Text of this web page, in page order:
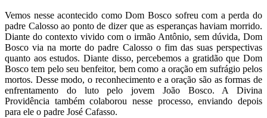
Vemos nesse acontecido como Dom Bosco sofreu com a perda do
padre Calosso ao ponto de dizer que as esperanças haviam morrido.
Diante do contexto vivido com o irmão Antônio, sem dúvida, Dom
Bosco via na morte do padre Calosso o fim das suas perspectivas
quanto aos estudos. Diante disso, percebemos a gratidão que Dom
Bosco tem pelo seu benfeitor, bem como a oração em sufrágio pelos
mortos. Desse modo, o reconhecimento e a oração são as formas de
enfrentamento do luto pelo jovem João Bosco. A Divina
Providência também colaborou nesse processo, enviando depois
para ele o padre José Cafasso.